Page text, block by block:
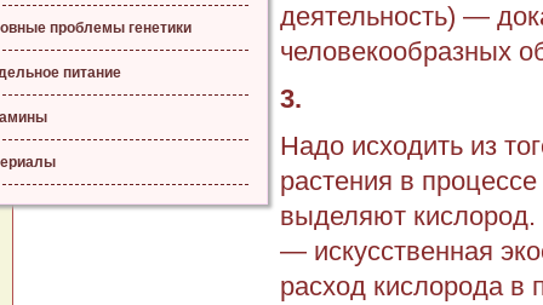
проблемы генетики
питание
деятель­ность) —
челове­кообразных
3.
Надо исходить из
растения в
выделяют кислород.
— искусственная
расход кислоро­да в